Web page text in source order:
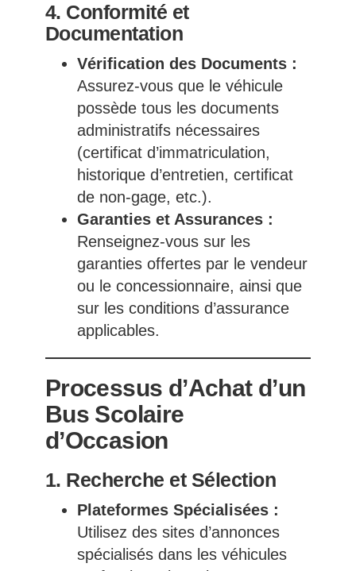
4. Conformité et
Documentation
Vérification des Documents :
Assurez-vous que le véhicule
possède tous les documents
administratifs nécessaires
(certificat d’immatriculation,
historique d’entretien, certificat
de non-gage, etc.).
Garanties et Assurances :
Renseignez-vous sur les
garanties offertes par le vendeur
ou le concessionnaire, ainsi que
sur les conditions d’assurance
applicables.
Processus d’Achat d’un
Bus Scolaire
d’Occasion
1. Recherche et Sélection
Plateformes Spécialisées :
Utilisez des sites d’annonces
spécialisés dans les véhicules